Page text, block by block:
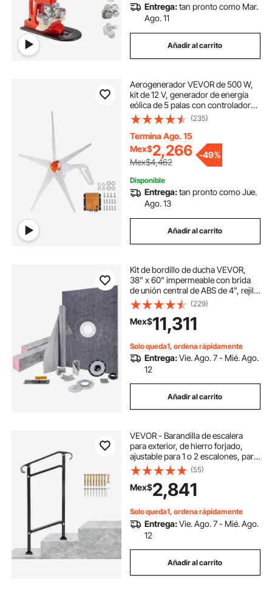
Entrega:tan pronto como Mar.
Ago. 11
Añadir al carrito
Aerogenerador VEVOR de 500 W,
kit de 12 V, generador de energía
eólica de 5 palas con controlador
MPPT, dirección de barlovento
ajustable y velocidad de arranque
de 2,5 m/s, apto para hogares,
granjas, autocaravanas y barcos.
(235)
Termina Ago. 15
Mex$2,266
Mex$4,462
-49%
Disponible
Entrega:tan pronto como Jue.
Ago. 13
Añadir al carrito
Kit de bordillo de ducha VEVOR,
38" x 60" impermeable con brida
de unión central de ABS de 4", rejilla
de acero inoxidable de 4", 2
bordillos de ducha cortables y llana,
barras de inclinación para plato de
ducha aptas para baño
(229)
Mex$11,311
Solo queda1, ordena rápidamente
Entrega:Vie. Ago. 7 - Mié. Ago.
12
Añadir al carrito
VEVOR - Barandilla de escalera
para exterior, de hierro forjado,
ajustable para 1 o 2 escalones, para
porche delantero, color negro, ideal
para escalones de hormigón o
madera, con kit de instalación.
(55)
Mex$2,841
Solo queda1, ordena rápidamente
Entrega:Vie. Ago. 7 - Mié. Ago.
12
Añadir al carrito